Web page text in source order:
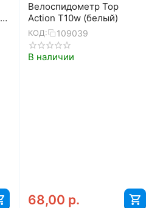
Велоспидометр Top
Action T10w (белый)
КОД: 109039
В наличии
68,00 р.